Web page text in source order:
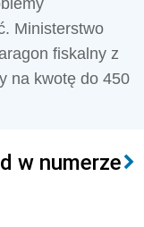
Ministerstwo
fiskalny z
na kwotę do 450
w numerze